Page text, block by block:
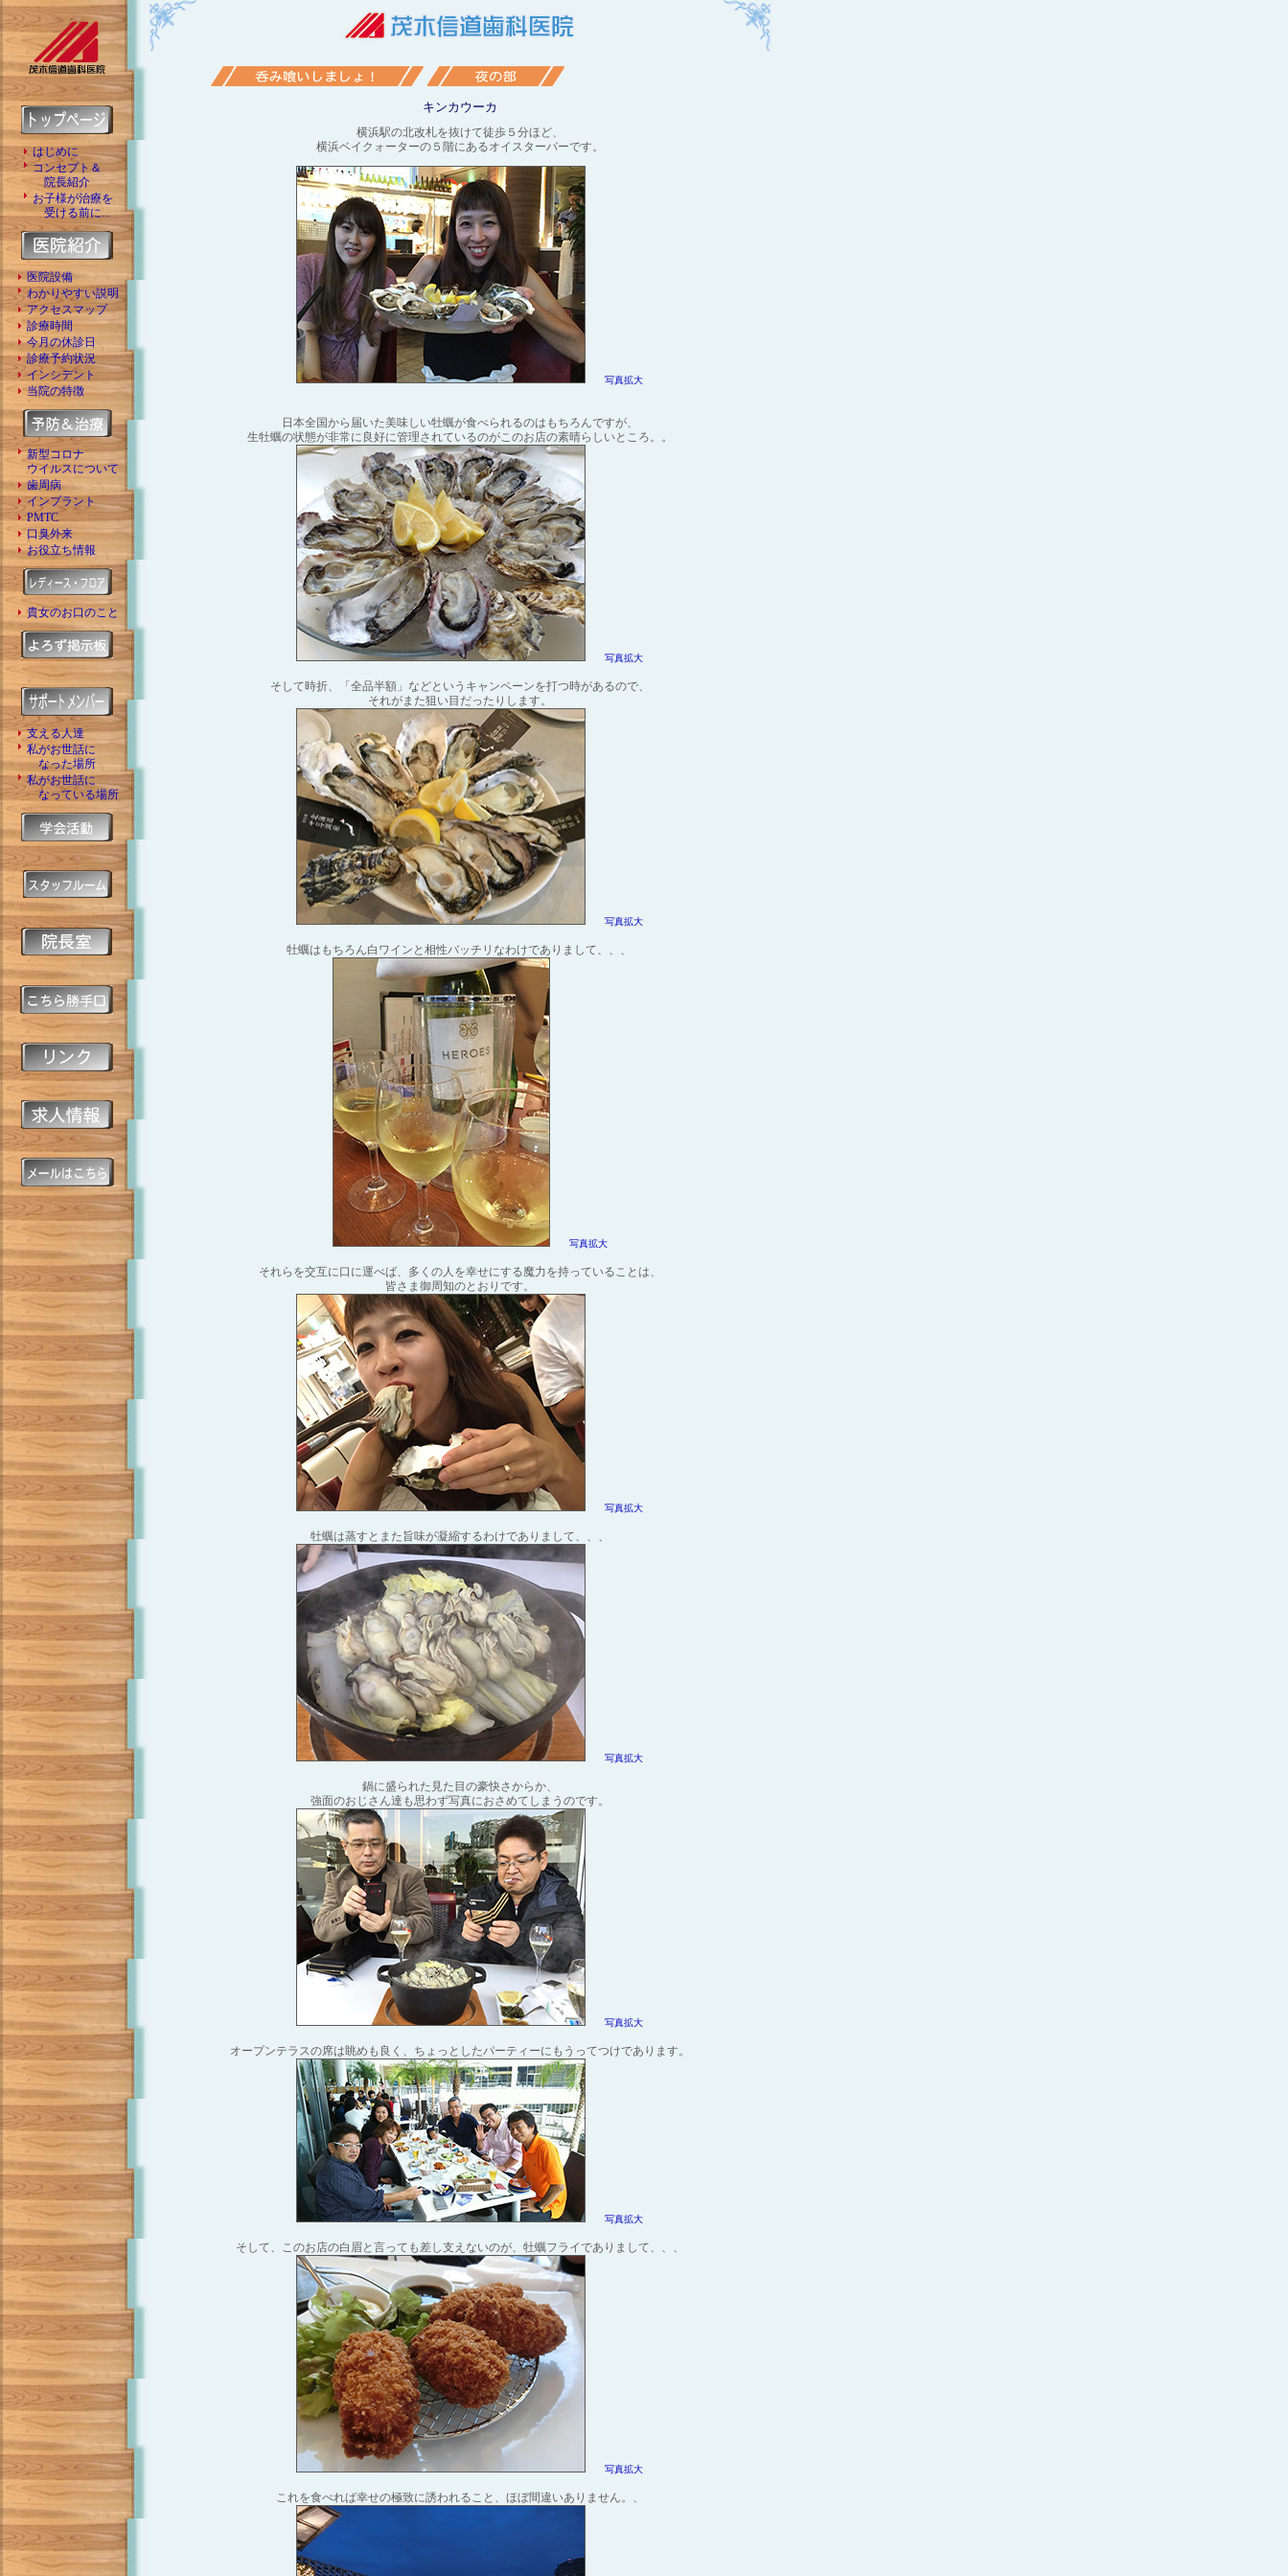
はじめに
コンセプト＆
院長紹介
お子様が治療を
受ける前に...
医院設備
わかりやすい説明
アクセスマップ
診療時間
今月の休診日
診療予約状況
インシデント
当院の特徴
新型コロナ
ウイルスについて
歯周病
インプラント
PMTC
口臭外来
お役立ち情報
貴女のお口のこと
支える人達
私がお世話に
なった場所
私がお世話に
なっている場所
キンカウーカ
横浜駅の北改札を抜けて徒歩５分ほど、
横浜ベイクォーターの５階にあるオイスターバーです。
写真拡大
日本全国から届いた美味しい牡蠣が食べられるのはもちろんですが、
生牡蠣の状態が非常に良好に管理されているのがこのお店の素晴らしいところ。。
写真拡大
そして時折、「全品半額」などというキャンペーンを打つ時があるので、
それがまた狙い目だったりします。
写真拡大
牡蠣はもちろん白ワインと相性バッチリなわけでありまして、、、
写真拡大
それらを交互に口に運べば、多くの人を幸せにする魔力を持っていることは、
皆さま御周知のとおりです。
写真拡大
牡蠣は蒸すとまた旨味が凝縮するわけでありまして、、、
写真拡大
鍋に盛られた見た目の豪快さからか、
強面のおじさん達も思わず写真におさめてしまうのです。
写真拡大
オープンテラスの席は眺めも良く、ちょっとしたパーティーにもうってつけであります。
写真拡大
そして、このお店の白眉と言っても差し支えないのが、牡蠣フライでありまして、、、
写真拡大
これを食べれば幸せの極致に誘われること、ほぼ間違いありません。、